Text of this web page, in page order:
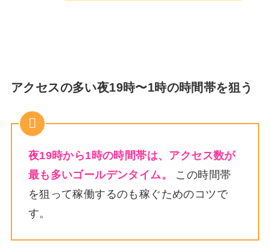
アクセスの多い夜19時〜1時の時間帯を狙う
夜19時から1時の時間帯は、アクセス数が
最も多いゴールデンタイム。
この時間帯
を狙って稼働するのも稼ぐためのコツで
す。